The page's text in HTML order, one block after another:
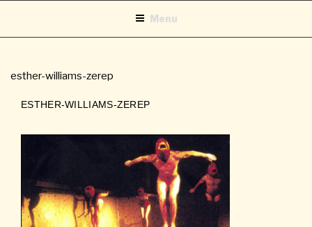
contenu
Menu
esther-williams-zerep
ESTHER-WILLIAMS-ZEREP